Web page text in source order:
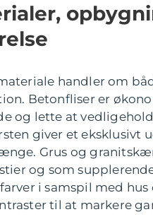
handler om
Betonfliser er
og lette at
giver et eksklusivt
Grus og
og som
i samspil med hus
til at markere